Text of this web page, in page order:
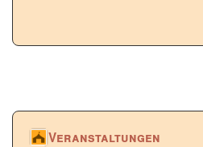
Veranstaltungen